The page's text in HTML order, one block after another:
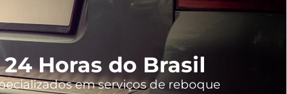
Horas do Brasil
em serviços de reboque